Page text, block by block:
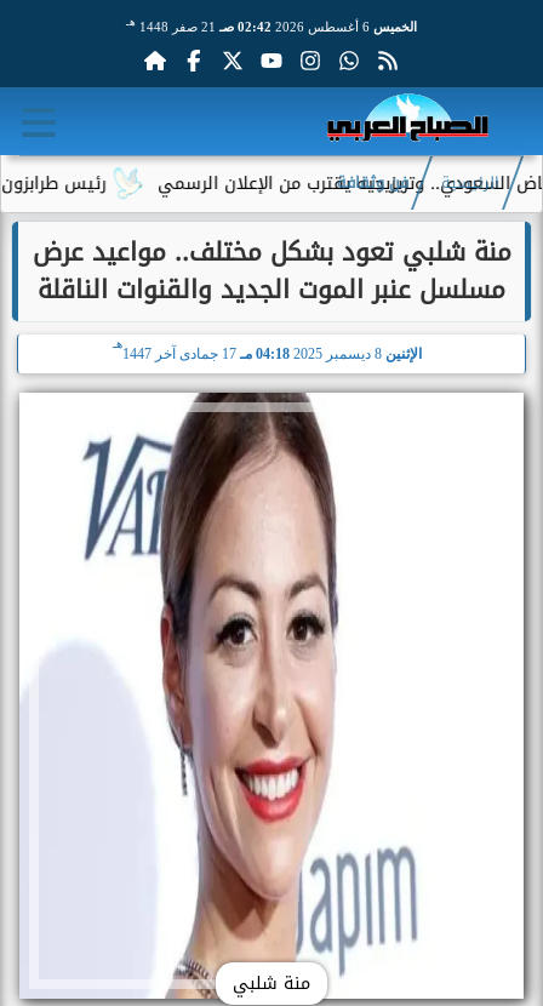
الخميس 02:42 صـ 21 صفر 1448 هـ
رئيس طرابزون سبور وتريزيجيه يقترب من الإعلان الرسمي
الرئيسية فن وثقافة
منة شلبي تعود بشكل مختلف.. مواعيد عرض
مسلسل عنبر الموت الجديد والقنوات الناقلة
الإثنين 8 ديسمبر 2025 04:18 مـ 17 جمادى آخر 1447
هـ
منة شلبي